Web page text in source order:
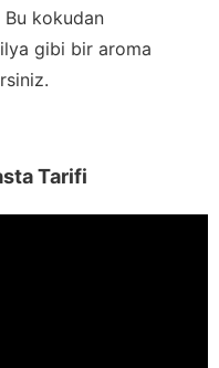
kokudan
gibi bir aroma
Tarifi